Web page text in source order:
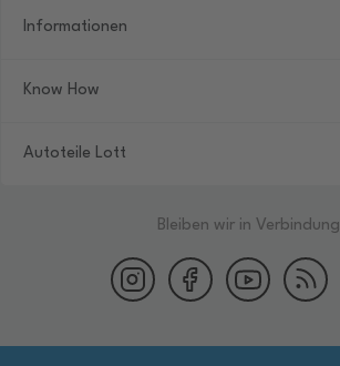
Informationen
Know How
Autoteile Lott
Bleiben wir in Verbindung